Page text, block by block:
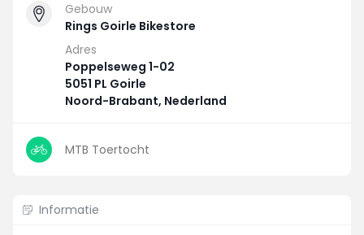
Gebouw
Rings Goirle Bikestore
Adres
Poppelseweg 1-02
5051 PL Goirle
Noord-Brabant, Nederland
MTB Toertocht
Informatie